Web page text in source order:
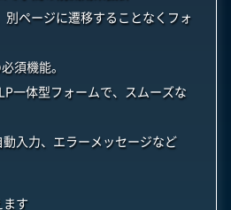
別ページに遷移することなくフォ
須機能。
一体型フォームで、スムーズな
動入力、エラーメッセージなど
ます